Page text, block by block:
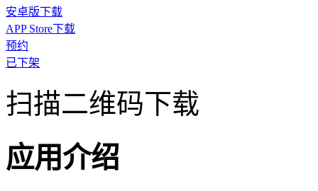
安卓版下载
APP Store下载
预约
已下架
扫描二维码下载
应用介绍